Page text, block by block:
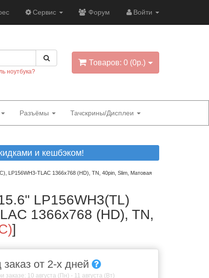
Сервис Форум Войти
ноутбука?
Товаров: 0 (0р.)
Разъёмы Тачскрины/Дисплеи
и кешбэком!
LP156WH3-TLAC 1366x768 (HD), TN, 40pin, Slim, Матовая
LP156WH3(TL)
1366x768 (HD), TN,
]
заказ от 2-х дней
заказе: 10 августа (Пн) - 11 августа (Вт)